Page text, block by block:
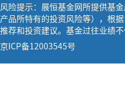
风险提示：展恒基金网所提供基
产品所特有的投资风险等），根
推荐和投资建议。基金过往业绩
京ICP备12003545号